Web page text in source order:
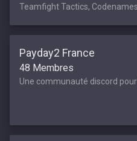
Teamfight Tactics, Codenames,
Payday2 France
48 Membres
Une communauté discord pour